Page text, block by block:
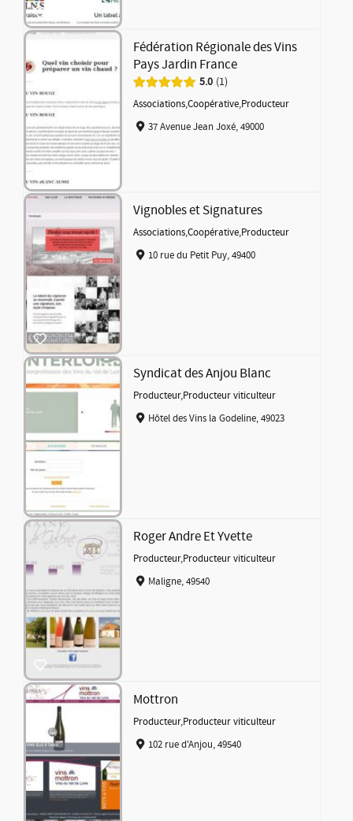
Fédération Régionale des Vins
Pays Jardin France
5.0 1
Associations,Coopérative,Producteur
37 Avenue Jean Joxé, 49000
Vignobles et Signatures
Associations,Coopérative,Producteur
10 rue du Petit Puy, 49400
Syndicat des Anjou Blanc
Producteur,Producteur viticulteur
Hôtel des Vins la Godeline, 49023
Roger Andre Et Yvette
Producteur,Producteur viticulteur
Maligne, 49540
Mottron
Producteur,Producteur viticulteur
102 rue d'Anjou, 49540